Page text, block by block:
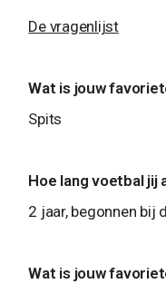
De vragenlijst
Wat is jouw
Spits
Hoe lang voetbal jij
2 jaar, begonnen bij
Wat is jouw